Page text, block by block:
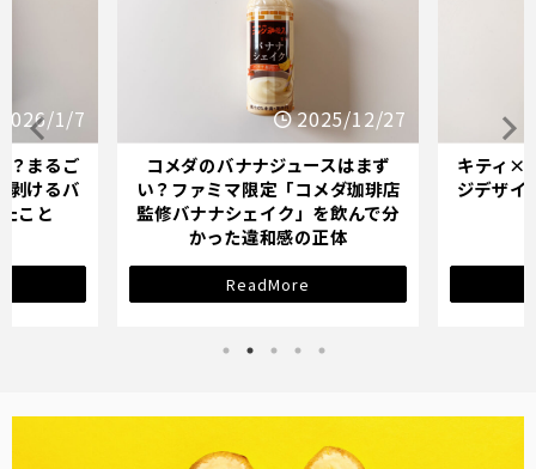
2026/1/7
？まるご
剥けるバ
こと
2025/12/27
コメダのバナナジュースはまず
い？ファミマ限定「コメダ珈琲店
監修バナナシェイク」を飲んで分
かった違和感の正体
ReadMore
キティ×
ジデザイ